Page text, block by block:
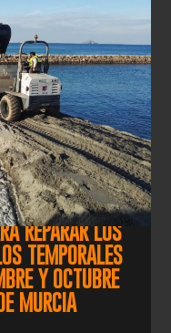
REPARAR LOS
TEMPORALES
Y OCTUBRE
MURCIA